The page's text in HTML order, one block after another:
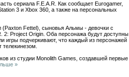
сериала F.E.A.R. Как сообщает Eurogamer,
3 и Xbox 360, а также на персональных
(Paxton Fettel), сыновья Альмы - девочки с
2: Project Origin. Оба персонажа будут доступны
игры подчеркивают, что каждый из персонажей
из студии Monolith Games, создавшей первые
»